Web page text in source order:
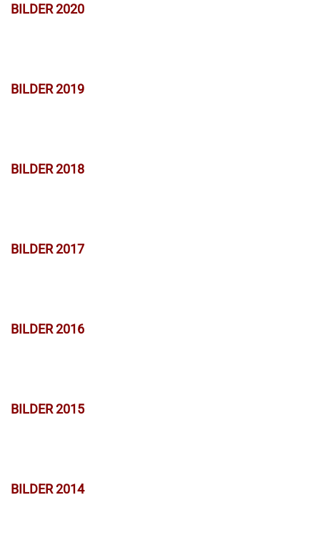
BILDER 2020
BILDER 2019
BILDER 2018
BILDER 2017
BILDER 2016
BILDER 2015
BILDER 2014